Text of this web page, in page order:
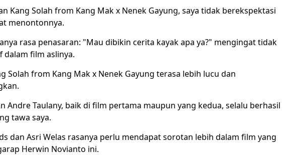
Kang Solah from Kang Mak x Nenek Gayung, saya tidak berekspektasi
menontonnya.
rasa penasaran: "Mau dibikin cerita kayak apa ya?" mengingat tidak
dalam film aslinya.
Solah from Kang Mak x Nenek Gayung terasa lebih lucu dan
Andre Taulany, baik di film pertama maupun yang kedua, selalu berhasil
tawa saya.
dan Asri Welas rasanya perlu mendapat sorotan lebih dalam film yang
Herwin Novianto ini.